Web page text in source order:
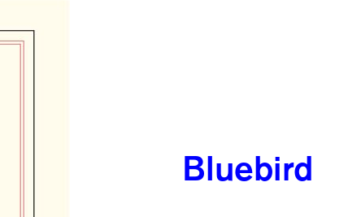
Bluebird